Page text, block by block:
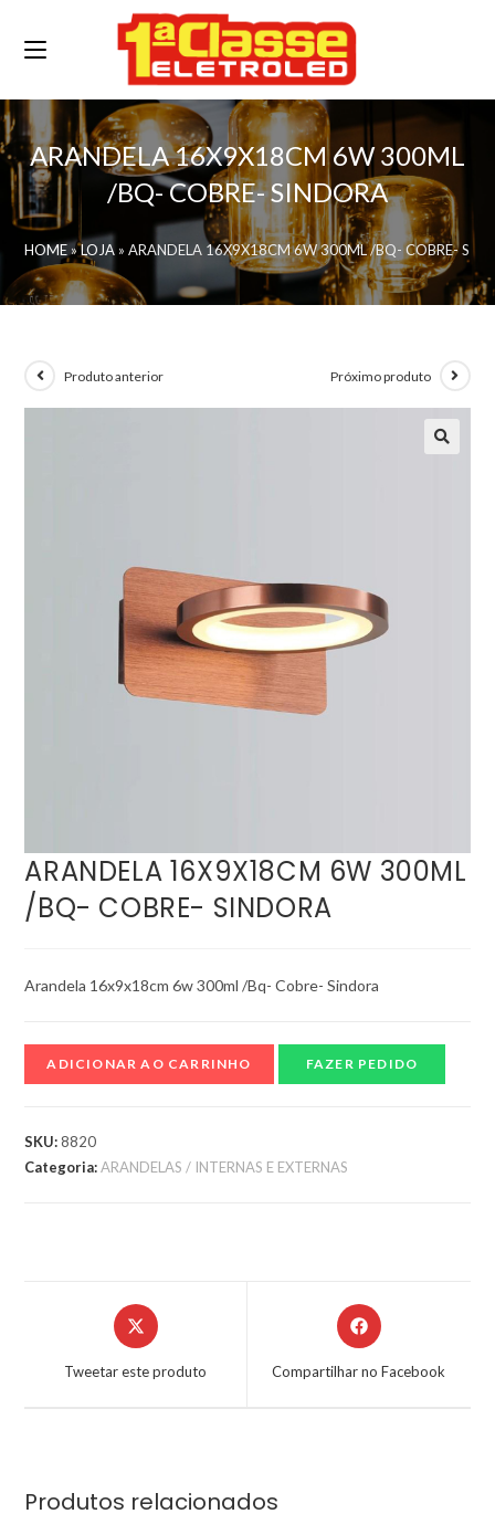
ARANDELA 16X9X18CM 6W 300ML
/BQ- COBRE- SINDORA
HOME »LOJA »ARANDELA 16X9X18CM 6W 300ML /BQ- COBRE-
Produto anterior Próximo produto
ARANDELA 16X9X18CM 6W 300ML
/BQ- COBRE- SINDORA
Arandela 16x9x18cm 6w 300ml /Bq- Cobre- Sindora
ADICIONAR AO CARRINHO FAZER PEDIDO
SKU:8820
Categoria:ARANDELAS / INTERNAS E EXTERNAS
Tweetar este produto Compartilhar no Facebook
Produtos relacionados